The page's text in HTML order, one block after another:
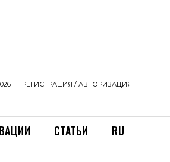
РЕГИСТРАЦИЯ / АВТОРИЗАЦИЯ
СТАТЬИ RU